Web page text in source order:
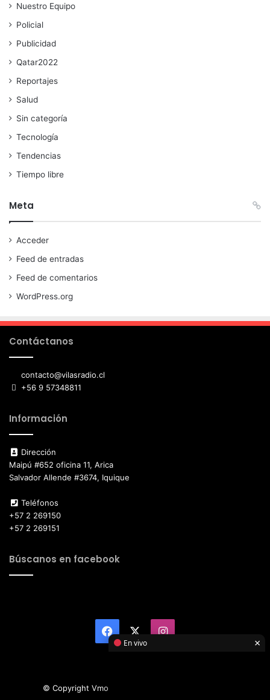
Nuestro Equipo
Policial
Publicidad
Qatar2022
Reportajes
Salud
Sin categoría
Tecnología
Tendencias
Tiempo libre
Meta
Acceder
Feed de entradas
Feed de comentarios
WordPress.org
Contáctanos
contacto@vilasradio.cl
+56 9 57348811
Información
Dirección
Maipú #652 oficina 11, Arica
Salvador Allende #3674, Iquique
Teléfonos
+57 2 269150
+57 2 269151
Búscanos en facebook
Facebook Instagram
© Copyright Vmotor TI 2026, All Rights Reserved
En vivo ×